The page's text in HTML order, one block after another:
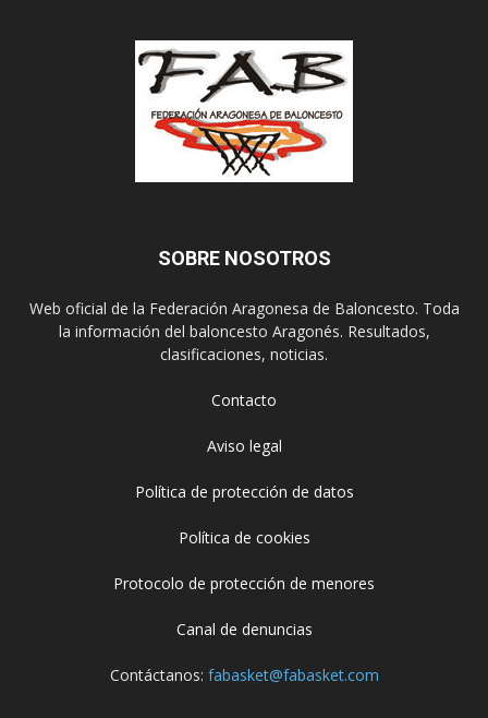
SOBRE NOSOTROS
Web oficial de la Federación Aragonesa de Baloncesto. Toda
la información del baloncesto Aragonés. Resultados,
clasificaciones, noticias.
Contacto
Aviso legal
Política de protección de datos
Política de cookies
Protocolo de protección de menores
Canal de denuncias
Contáctanos: fabasket@fabasket.com